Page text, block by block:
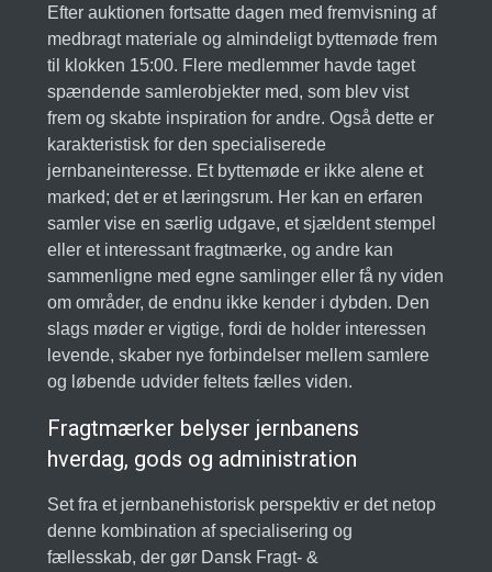
Efter auktionen fortsatte dagen med fremvisning af
medbragt materiale og almindeligt byttemøde frem
til klokken 15:00. Flere medlemmer havde taget
spændende samlerobjekter med, som blev vist
frem og skabte inspiration for andre. Også dette er
karakteristisk for den specialiserede
jernbaneinteresse. Et byttemøde er ikke alene et
marked; det er et læringsrum. Her kan en erfaren
samler vise en særlig udgave, et sjældent stempel
eller et interessant fragtmærke, og andre kan
sammenligne med egne samlinger eller få ny viden
om områder, de endnu ikke kender i dybden. Den
slags møder er vigtige, fordi de holder interessen
levende, skaber nye forbindelser mellem samlere
og løbende udvider feltets fælles viden.
Fragtmærker belyser jernbanens
hverdag, gods og administration
Set fra et jernbanehistorisk perspektiv er det netop
denne kombination af specialisering og
fællesskab, der gør Dansk Fragt- &